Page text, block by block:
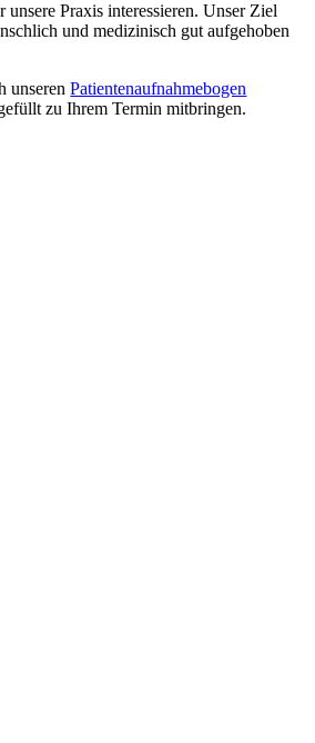
unserePraxis interessieren. Unser Ziel
und medizinisch gut aufgehoben
unserenPatientenaufnahmebogen
zu Ihrem Termin mitbringen.